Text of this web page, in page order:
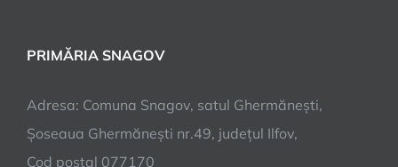
PRIMĂRIA SNAGOV
Adresa: Comuna Snagov, satul Ghermănești,
Șoseaua Ghermănești nr.49, județul Ilfov,
Cod poștal 077170